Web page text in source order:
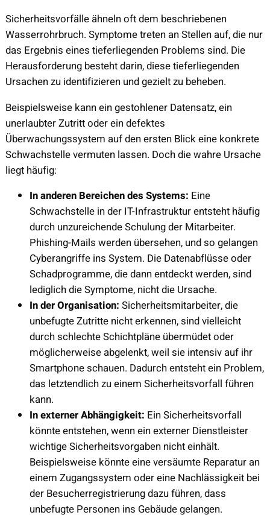
Sicherheitsvorfälle ähneln oft dem beschriebenen
Wasserrohrbruch. Symptome treten an Stellen auf, die nur
das Ergebnis eines tieferliegenden Problems sind. Die
Herausforderung besteht darin, diese tieferliegenden
Ursachen zu identifizieren und gezielt zu beheben.
Beispielsweise kann ein gestohlener Datensatz, ein
unerlaubter Zutritt oder ein defektes
Überwachungssystem auf den ersten Blick eine konkrete
Schwachstelle vermuten lassen. Doch die wahre Ursache
liegt häufig:
In anderen Bereichen des Systems: Eine
Schwachstelle in der IT-Infrastruktur entsteht häufig
durch unzureichende Schulung der Mitarbeiter.
Phishing-Mails werden übersehen, und so gelangen
Cyberangriffe ins System. Die Datenabflüsse oder
Schadprogramme, die dann entdeckt werden, sind
lediglich die Symptome, nicht die Ursache.
In der Organisation: Sicherheitsmitarbeiter, die
unbefugte Zutritte nicht erkennen, sind vielleicht
durch schlechte Schichtpläne übermüdet oder
möglicherweise abgelenkt, weil sie intensiv auf ihr
Smartphone schauen. Dadurch entsteht ein Problem,
das letztendlich zu einem Sicherheitsvorfall führen
kann.
In externer Abhängigkeit: Ein Sicherheitsvorfall
könnte entstehen, wenn ein externer Dienstleister
wichtige Sicherheitsvorgaben nicht einhält.
Beispielsweise könnte eine versäumte Reparatur an
einem Zugangssystem oder eine Nachlässigkeit bei
der Besucherregistrierung dazu führen, dass
unbefugte Personen ins Gebäude gelangen.